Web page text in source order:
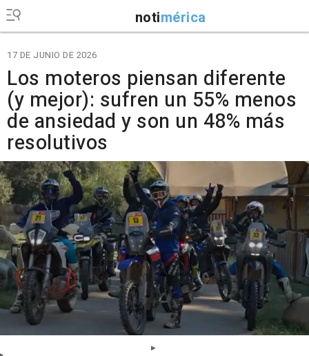
notimérica
17 DE JUNIO DE 2026
Los moteros piensan diferente
(y mejor): sufren un 55% menos
de ansiedad y son un 48% más
resolutivos